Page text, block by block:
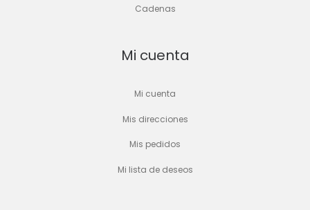
Cadenas
Mi cuenta
Mi cuenta
Mis direcciones
Mis pedidos
Mi lista de deseos